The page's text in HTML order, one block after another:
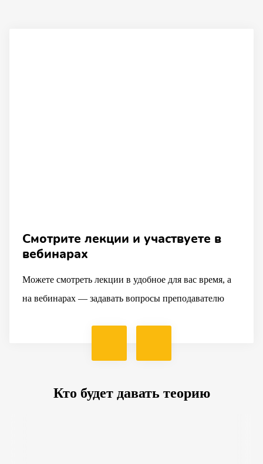
Смотрите лекции и участвуете в
вебинарах
Можете смотреть лекции в удобное для вас время, а
на вебинарах — задавать вопросы преподавателю
Кто будет давать теорию